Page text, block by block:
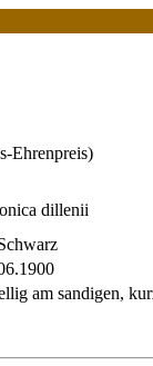
Ehrenpreis)
dillenii
am sandigen,